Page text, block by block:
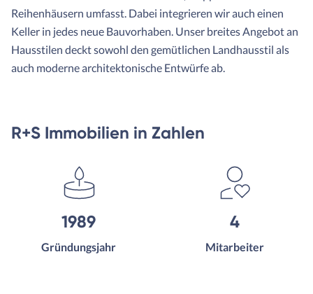
Reihenhäusern umfasst. Dabei integrieren wir auch einen
Keller in jedes neue Bauvorhaben. Unser breites Angebot an
Hausstilen deckt sowohl den gemütlichen Landhausstil als
auch moderne architektonische Entwürfe ab.
R+S Immobilien in Zahlen
1989
Gründungsjahr
4
Mitarbeiter